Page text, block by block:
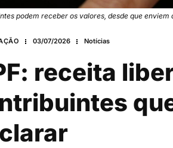
podem receber os valores, desde que
03/07/2026 Notícias
receita